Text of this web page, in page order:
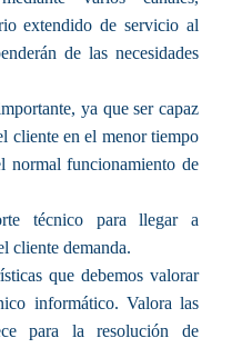
extendido de servicio al
de las necesidades
ya que ser capaz
cliente en el menor tiempo
normal funcionamiento de
técnico para llegar a
cliente demanda.
que debemos valorar
informático. Valora las
para la resolución de